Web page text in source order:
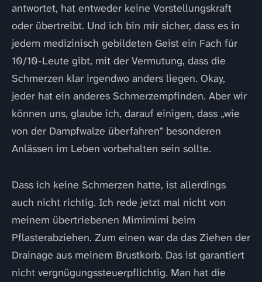
antwortet, hat entweder keine Vorstellungskraft
oder übertreibt. Und ich bin mir sicher, dass es in
jedem medizinisch gebildeten Geist ein Fach für
10/10-Leute gibt, mit der Vermutung, dass die
Schmerzen klar irgendwo anders liegen. Okay,
jeder hat ein anderes Schmerzempfinden. Aber wir
können uns, glaube ich, darauf einigen, dass „wie
von der Dampfwalze überfahren” besonderen
Anlässen im Leben vorbehalten sein sollte.
Dass ich keine Schmerzen hatte, ist allerdings
auch nicht richtig. Ich rede jetzt mal nicht von
meinem übertriebenen Mimimimi beim
Pflasterabziehen. Zum einen war da das Ziehen der
Drainage aus meinem Brustkorb. Das ist garantiert
nicht vergnügungssteuerpflichtig. Man hat die